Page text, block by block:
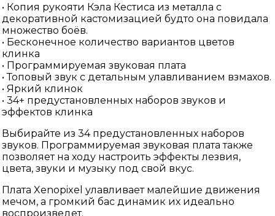
• Копия рукояти Кэла Кестиса из металла с
декоративной кастомизацией будто она повидала
множество боёв.
• Бесконечное количество вариантов цветов
клинка
• Программируемая звуковая плата
• Топовый звук с детальным улавливанием взмахов.
• Яркий клинок
• 34+ предустановленных наборов звуков и
эффектов клинка
Выбирайте из 34 предустановленных наборов
звуков. Программируемая звуковая плата также
позволяет на ходу настроить эффекты лезвия,
цвета, звуки и музыку под свой вкус.
Плата Xenopixel улавливает малейшие движения
мечом, а громкий бас динамик их идеально
воспроизведет.